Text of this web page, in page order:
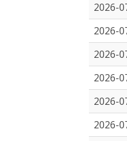
2026-
2026-
2026-
2026-
2026-
2026-